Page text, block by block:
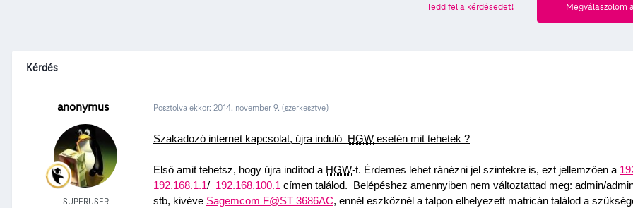
Megválaszolom
Tedd fel a kérdésedet!
Kérdés
anonymus
SUPERUSER
Posztolva ekkor: 2014. november 9. (szerkesztve)
Szakadozó internet kapcsolat, újra induló HGW esetén mit tehetek ?
Első amit tehetsz, hogy újra indítod a HGW-t. Érdemes lehet ránézni jel szintekre is, ezt jellemzően a
192.168.1.1/ 192.168.100.1 címen találod.  Belépéshez amennyiben nem változtattad meg: admin/
stb, kivéve Sagemcom F@ST 3686AC, ennél eszköznél a talpon elhelyezett matricán találod a